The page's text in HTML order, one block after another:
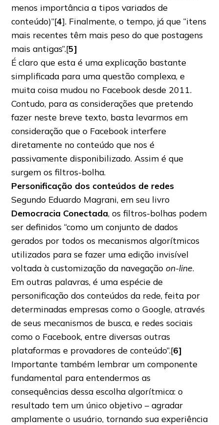
menos importância a tipos variados de
conteúdo)”[4]. Finalmente, o tempo, já que “itens
mais recentes têm mais peso do que postagens
mais antigas”.[5]
É claro que esta é uma explicação bastante
simplificada para uma questão complexa, e
muita coisa mudou no Facebook desde 2011.
Contudo, para as considerações que pretendo
fazer neste breve texto, basta levarmos em
consideração que o Facebook interfere
diretamente no conteúdo que nos é
passivamente disponibilizado. Assim é que
surgem os filtros-bolha.
Personificação dos conteúdos de redes
Segundo Eduardo Magrani, em seu livro
Democracia Conectada, os filtros-bolhas podem
ser definidos “como um conjunto de dados
gerados por todos os mecanismos algorítmicos
utilizados para se fazer uma edição invisível
voltada à customização da navegação on-line.
Em outras palavras, é uma espécie de
personificação dos conteúdos da rede, feita por
determinadas empresas como o Google, através
de seus mecanismos de busca, e redes sociais
como o Facebook, entre diversas outras
plataformas e provadores de conteúdo”.[6]
Importante também lembrar um componente
fundamental para entendermos as
consequências dessa escolha algorítmica: o
resultado tem um único objetivo – agradar
amplamente o usuário, tornando sua experiência